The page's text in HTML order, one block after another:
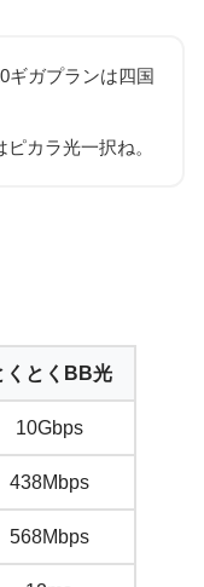
ギガプランは四国
カラ光一択ね。
くとくBB光
10Gbps
438Mbps
568Mbps